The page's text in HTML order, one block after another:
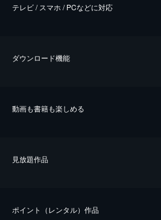
テレビ / スマホ / PCなどに対応
ダウンロード機能
動画も書籍も楽しめる
⾒放題作品
ポイント（レンタル）作品